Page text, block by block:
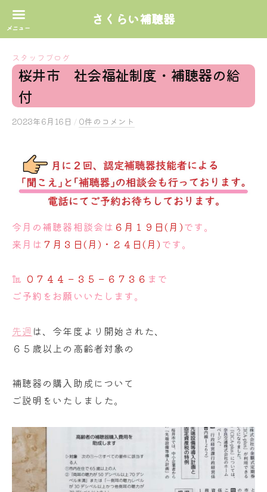
スタッフブログ
桜井市 社会福祉制度・補聴器の給
付
2023年6月16日 b
a
k
u
r
a
i
/ 0件のコメント
今月の補聴器相談会は ６月１９日(月)です。
来月は ７月３日(月)・２４日(月) です。
℡ ０７４４－３５－６７３６ まで
ご予約をお願いいたします。
先週 は、今年度より開始された、
６５歳以上の高齢者対象の
補聴器の購入助成について
ご説明をいたしました。
さくらい補聴器